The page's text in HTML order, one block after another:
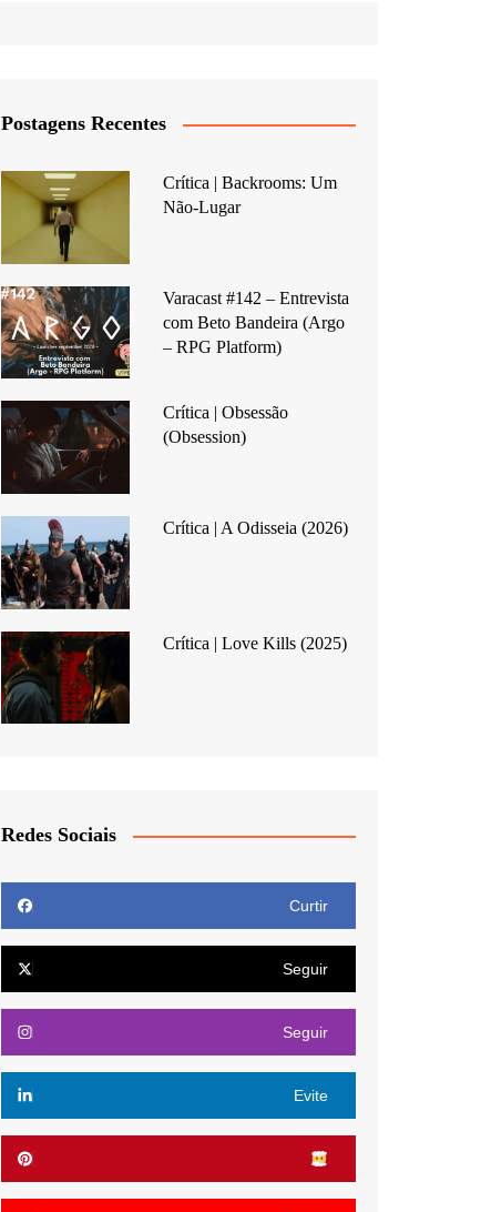
Postagens Recentes
Crítica | Backrooms: Um
Não-Lugar
Varacast #142 – Entrevista
com Beto Bandeira (Argo
– RPG Platform)
Crítica | Obsessão
(Obsession)
Crítica | A Odisseia (2026)
Crítica | Love Kills (2025)
Redes Sociais
Curtir
Seguir
Seguir
Evite